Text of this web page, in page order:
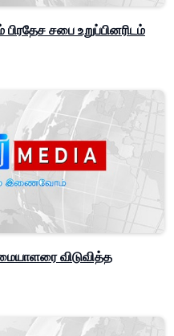
சபை உறுப்பினரிடம்
விடுவித்த